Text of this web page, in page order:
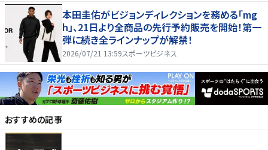
本田圭佑がビジョンディレクションを務める「mg
h」、21日より全商品の先行予約販売を開始！第一
弾に続き全ラインナップが解禁！
2026/07/21 13:59スポーツビジネス
おすすめの記事